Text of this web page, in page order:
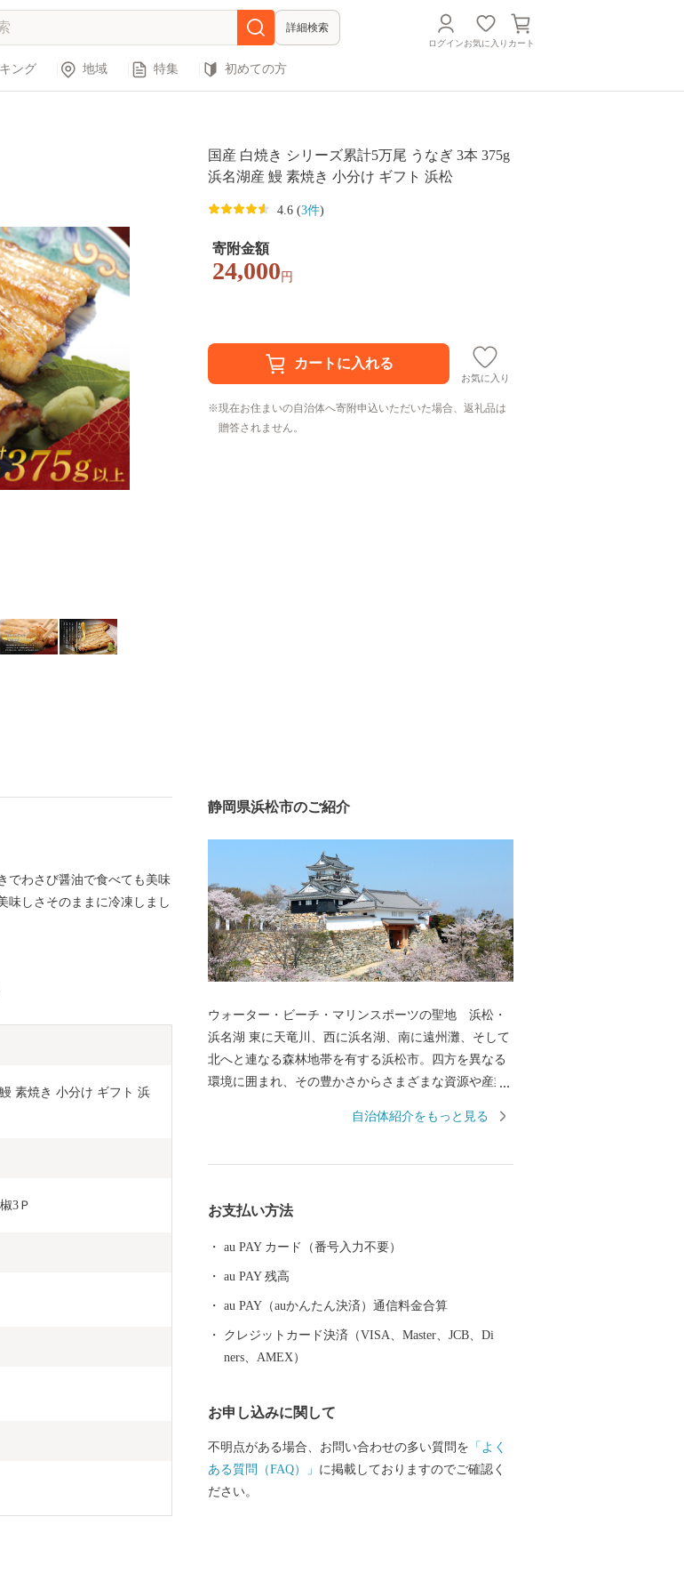
詳細検索
ログインお気に入り カート
ング 地域 特集 初めての方
国産 白焼き シリーズ累計5万尾 うなぎ 3本 375g
浜名湖産 鰻 素焼き 小分け ギフト 浜松
4.6 (3件)
寄附金額
24,000 円
お気に入り
現在お住まいの自治体へ寄附申込いただいた場合、返礼品は
贈答されません。
でわさび醤油で食べても美味
味しさそのままに冷凍しまし
素焼き 小分け ギフト 浜
3Ｐ
静岡県浜松市のご紹介
ウォーター・ビーチ・マリンスポーツの聖地 浜松・
浜名湖 東に天竜川、西に浜名湖、南に遠州灘、そして
北へと連なる森林地帯を有する浜松市。四方を異なる
環境に囲まれ、その豊かさからさまざまな資源や産業
温暖な気候、豊富な水源により発展した農業や水産業
名湖ではクルージングやフィッシングはもちろん、ウ
き、自然と一体化する感動も味わうことができます。
自治体紹介をもっと見る
お支払い方法
au PAY カード（番号入力不要）
au PAY 残高
au PAY（auかんたん決済）通信料金合算
クレジットカード決済（VISA、Master、JCB、Di
ners、AMEX）
お申し込みに関して
不明点がある場合、お問い合わせの多い質問を 「よく
ある質問（FAQ）」 に掲載しておりますのでご確認く
ださい。